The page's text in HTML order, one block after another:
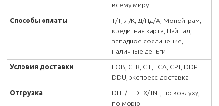
всему миру
Способы оплаты
Т/Т, Л/К, Д/ПД/А, МонейГрам,
кредитная карта, ПайПал,
западное соединение,
наличные деньги
Условия доставки
FOB, CFR, CIF, FCA, CPT, DDP
DDU, экспресс-доставка
Отгрузка
DHL/FEDEX/TNT, по воздуху,
по морю